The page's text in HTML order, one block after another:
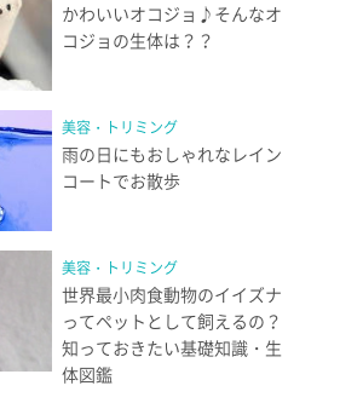
かわいいオコジョ♪そんなオ
コジョの生体は？？
美容・トリミング
雨の日にもおしゃれなレイン
コートでお散歩
美容・トリミング
世界最小肉食動物のイイズナ
ってペットとして飼えるの？
知っておきたい基礎知識・生
体図鑑